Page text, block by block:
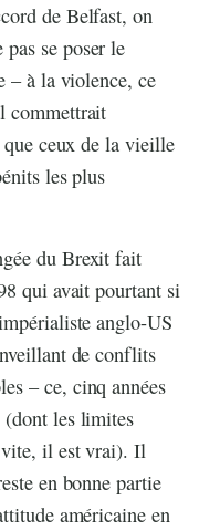
de Belfast, on
se poser le
– à la violence, ce
commettrait
que ceux de la vieille
les plus
du Brexit fait
qui avait pourtant si
anglo-US
de conflits
– ce, cinq années
(dont les limites
vite, il est vrai). Il
en bonne partie
américaine en